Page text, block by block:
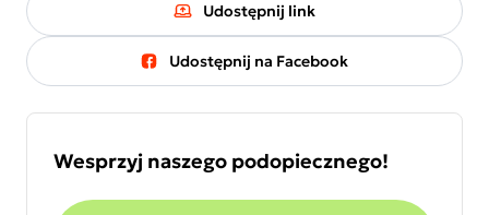
Udostępnij link
Udostępnij na Facebook
Wesprzyj naszego podopiecznego!